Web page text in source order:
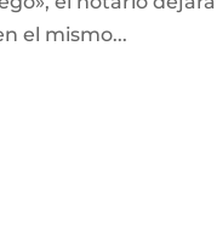
el mismo...